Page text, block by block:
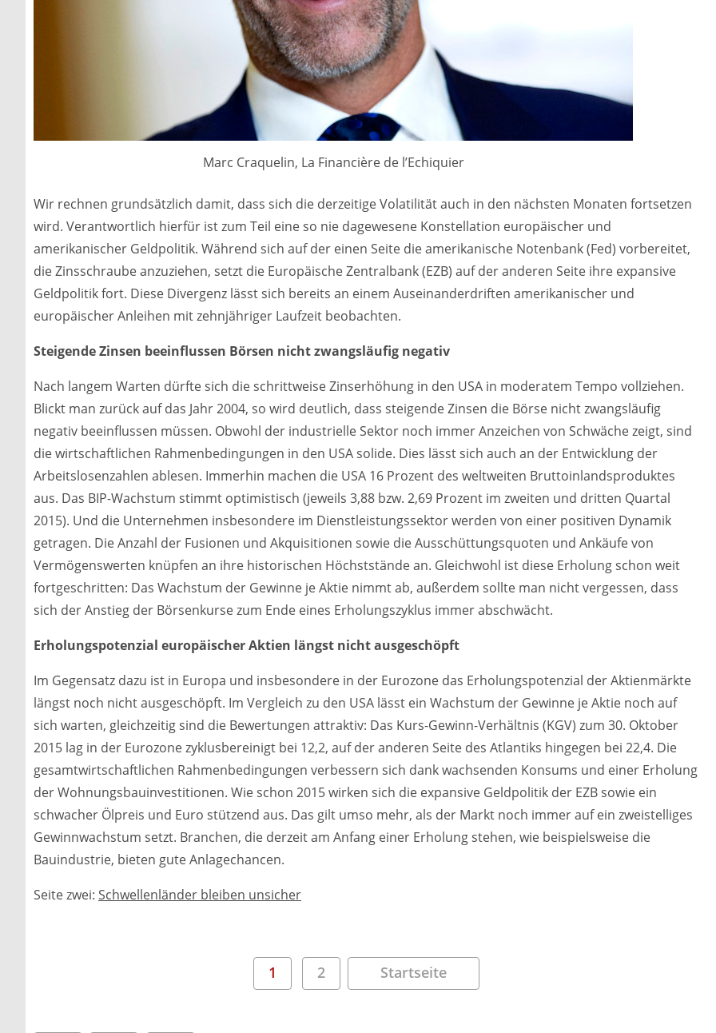
Marc Craquelin, La Financière de l’Echiquier
Wir rechnen grundsätzlich damit, dass sich die derzeitige Volatilität auch in den nächsten Monaten fortsetzen
wird. Verantwortlich hierfür ist zum Teil eine so nie dagewesene Konstellation europäischer und
amerikanischer Geldpolitik. Während sich auf der einen Seite die amerikanische Notenbank (Fed) vorbereitet,
die Zinsschraube anzuziehen, setzt die Europäische Zentralbank (EZB) auf der anderen Seite ihre expansive
Geldpolitik fort. Diese Divergenz lässt sich bereits an einem Auseinanderdriften amerikanischer und
europäischer Anleihen mit zehnjähriger Laufzeit beobachten.
Steigende Zinsen beeinflussen Börsen nicht zwangsläufig negativ
Nach langem Warten dürfte sich die schrittweise Zinserhöhung in den USA in moderatem Tempo vollziehen.
Blickt man zurück auf das Jahr 2004, so wird deutlich, dass steigende Zinsen die Börse nicht zwangsläufig
negativ beeinflussen müssen. Obwohl der industrielle Sektor noch immer Anzeichen von Schwäche zeigt, sind
die wirtschaftlichen Rahmenbedingungen in den USA solide. Dies lässt sich auch an der Entwicklung der
Arbeitslosenzahlen ablesen. Immerhin machen die USA 16 Prozent des weltweiten Bruttoinlandsproduktes
aus. Das BIP-Wachstum stimmt optimistisch (jeweils 3,88 bzw. 2,69 Prozent im zweiten und dritten Quartal
2015). Und die Unternehmen insbesondere im Dienstleistungssektor werden von einer positiven Dynamik
getragen. Die Anzahl der Fusionen und Akquisitionen sowie die Ausschüttungsquoten und Ankäufe von
Vermögenswerten knüpfen an ihre historischen Höchststände an. Gleichwohl ist diese Erholung schon weit
fortgeschritten: Das Wachstum der Gewinne je Aktie nimmt ab, außerdem sollte man nicht vergessen, dass
sich der Anstieg der Börsenkurse zum Ende eines Erholungszyklus immer abschwächt.
Erholungspotenzial europäischer Aktien längst nicht ausgeschöpft
Im Gegensatz dazu ist in Europa und insbesondere in der Eurozone das Erholungspotenzial der Aktienmärkte
längst noch nicht ausgeschöpft. Im Vergleich zu den USA lässt ein Wachstum der Gewinne je Aktie noch auf
sich warten, gleichzeitig sind die Bewertungen attraktiv: Das Kurs-Gewinn-Verhältnis (KGV) zum 30. Oktober
2015 lag in der Eurozone zyklusbereinigt bei 12,2, auf der anderen Seite des Atlantiks hingegen bei 22,4. Die
gesamtwirtschaftlichen Rahmenbedingungen verbessern sich dank wachsenden Konsums und einer Erholung
der Wohnungsbauinvestitionen. Wie schon 2015 wirken sich die expansive Geldpolitik der EZB sowie ein
schwacher Ölpreis und Euro stützend aus. Das gilt umso mehr, als der Markt noch immer auf ein zweistelliges
Gewinnwachstum setzt. Branchen, die derzeit am Anfang einer Erholung stehen, wie beispielsweise die
Bauindustrie, bieten gute Anlagechancen.
Seite zwei: Schwellenländer bleiben unsicher
1 2 Startseite